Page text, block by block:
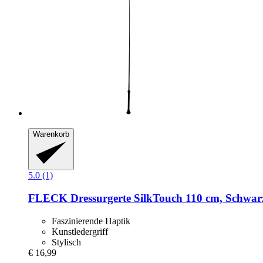
Warenkorb
5.0 (1)
FLECK Dressurgerte SilkTouch 110 cm,
Faszinierende Haptik
Kunstledergriff
Stylisch
€ 16,99